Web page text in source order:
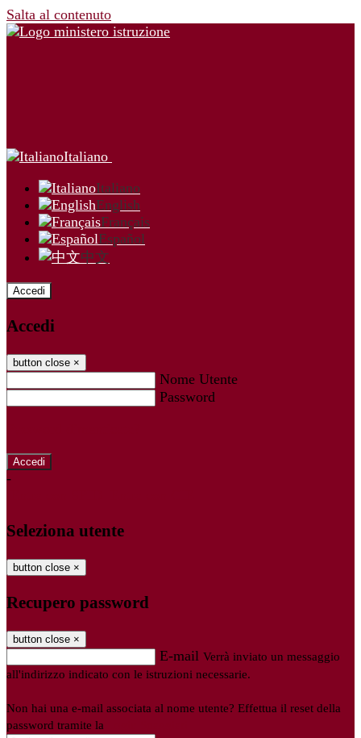
Salta al contenuto
Italiano
Italiano
English
Français
Español
中文
Accedi
Accedi
button close ×
Nome Utente
Password
-
Seleziona utente
button close ×
Recupero password
button close ×
E-mail Verrà inviato un messaggio
all'indirizzo indicato con le istruzioni necessarie.
Non hai una e-mail associata al nome utente? Effettua il reset della
password tramite la